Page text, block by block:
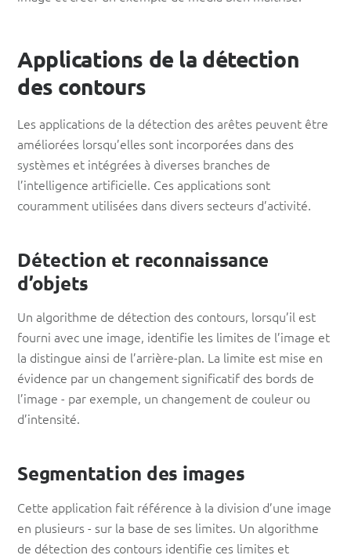
exemples
Applications de la détection
des contours
Les applications de la détection des arêtes peuvent être
améliorées lorsqu’elles sont incorporées dans des
systèmes et intégrées à diverses branches de
l’intelligence artificielle. Ces applications sont
couramment utilisées dans divers secteurs d’activité.
Détection et reconnaissance
d’objets
Un algorithme de détection des contours, lorsqu’il est
fourni avec une image, identifie les limites de l’image et
la distingue ainsi de l’arrière-plan. La limite est mise en
évidence par un changement significatif des bords de
l’image - par exemple, un changement de couleur ou
d’intensité.
Segmentation des images
Cette application fait référence à la division d’une image
en plusieurs - sur la base de ses limites. Un algorithme
de détection des contours identifie ces limites et